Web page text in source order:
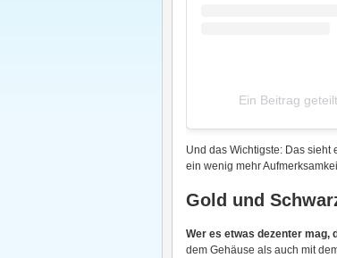
Ein Beitrag
Und das Wichtigste: Das sieht
ein wenig mehr
Gold und
Wer es etwas dezenter mag,
dem Gehäuse als auch mit